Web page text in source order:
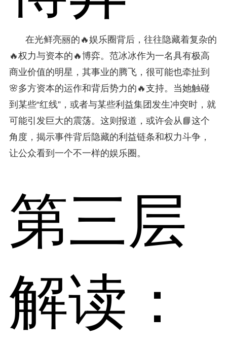
在光鲜亮丽的🔥娱乐圈背后，往往隐藏着复杂的
🔥权力与资本的🔥博弈。范冰冰作为一名具有极高
商业价值的明星，其事业的腾飞，很可能也牵扯到
🌸多方资本的运作和背后势力的🔥支持。当她触碰
到某些“红线”，或者与某些利益集团发生冲突时，就
可能引发巨大的震荡。这则报道，或许会从📘这个
角度，揭示事件背后隐藏的利益链条和权力斗争，
让公众看到一个不一样的娱乐圈。
第三层
解读：